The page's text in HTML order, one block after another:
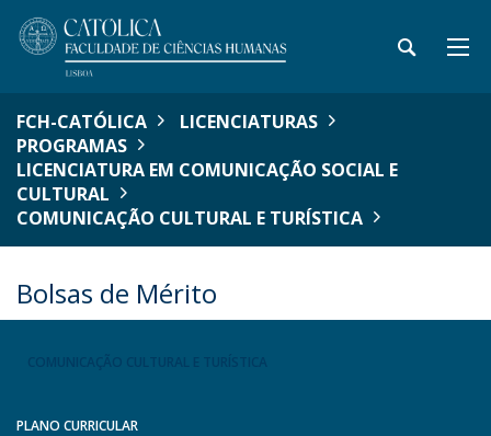
FCH-CATÓLICA
LICENCIATURAS
PROGRAMAS
LICENCIATURA EM COMUNICAÇÃO SOCIAL E
CULTURAL
COMUNICAÇÃO CULTURAL E TURÍSTICA
Bolsas de Mérito
PLANO CURRICULAR